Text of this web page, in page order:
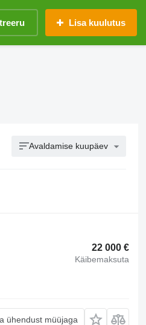
Lisa kuulutus
Avaldamise kuupäev
22 000 €
Käibemaksuta
ühendust müüjaga